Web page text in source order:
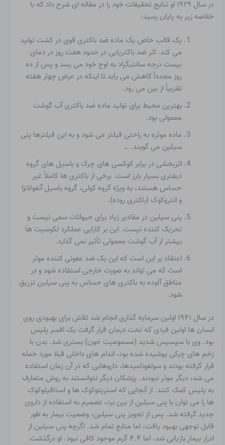
در سال ۱۹۲۹ او نتایج تحقیقات خود را در مقاله ای شرح داد که با
خلاصه زیر به پایان رسید:
یک قالب خاص یک ماده ضد باکتری قوی در کشت تولید
می کند. اثر ضد باکتریایی در حدود هفت روز در دمای
بیست درجه سانتیگراد به اوج خود می رسد و پس از ده
روز مجدداً کاهش می یابد تا اینکه در عرض چهار هفته
تقریباً از بین می رود.
بهترین محیط برای تولید ماده ضد باکتری آب گوشت
معمولی بود.
ماده موثره به راحتی فیلتر می شود و به این فیلترها پنی
سیلین می گویند. …
اثربخشی در برابر کوکسی های چرک و باسیل های گروه
دیفتری بسیار بارز است. برخی از باکتری ها کاملاً غیر
حساس هستند، به ویژه گروه کولی، گروه باسیل آنفولانزا
و انتروکوک (باکتری روده).
پنی سیلین در مقادیر زیاد برای حیوانات سمی نیست و
تحریک کننده نیست. این بر کارایی عملکرد لکوسیت ها
بیشتر از آب گوشت معمولی تأثیر نمی گذارد.
اعتقاد بر این است که این یک ضد عفونی کننده موثر
است که می تواند به صورت خارجی استفاده شود و در
مناطق آلوده به باکتری های حساس به پنی سیلین تزریق
شود.
در سال ۱۹۴۱ اولین سرمایه گذاری انجام شد
تلاش برای بهبودی روی
انسان ها اولین فردی که تحت درمان قرار گرفت یک افسر پلیس
بود. وی با سپسیس شدید (مسمومیت خون) بستری شد. بدن با
زخم های چرکی پوشیده شده بود، اندام های داخلی قبلا مورد حمله
قرار گرفته بودند و سولفونامیدها، داروهایی که در آن زمان استفاده
می شد، دیگر موثر نبودند. پزشکان دیگر نتوانستند به روش متعارف
به پلیس کمک کنند. از آنجایی که استرپتوکوک ها و استافیلوکوک
ها را می توان با پنی سیلین از بین برد، تصمیم به استفاده از داروی
جدید گرفته شد. پس از تجویز پنی سیلین، وضعیت بیمار به طور
قابل توجهی بهبود یافت، اما منابع تمام شد. اگرچه پنی سیلین از
ادرار بیمار بازیابی شد، اما ۴.۴ گرم موجود کافی نبود. او درگذشت.